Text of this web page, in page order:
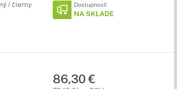
/ čierny
Dostupnosť:
NA SKLADE
86,30 €